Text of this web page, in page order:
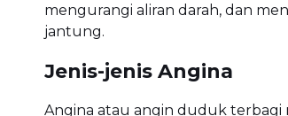
mengurangi aliran darah, dan
jantung.
Jenis-jenis Angina
Angina atau angin duduk terbagi